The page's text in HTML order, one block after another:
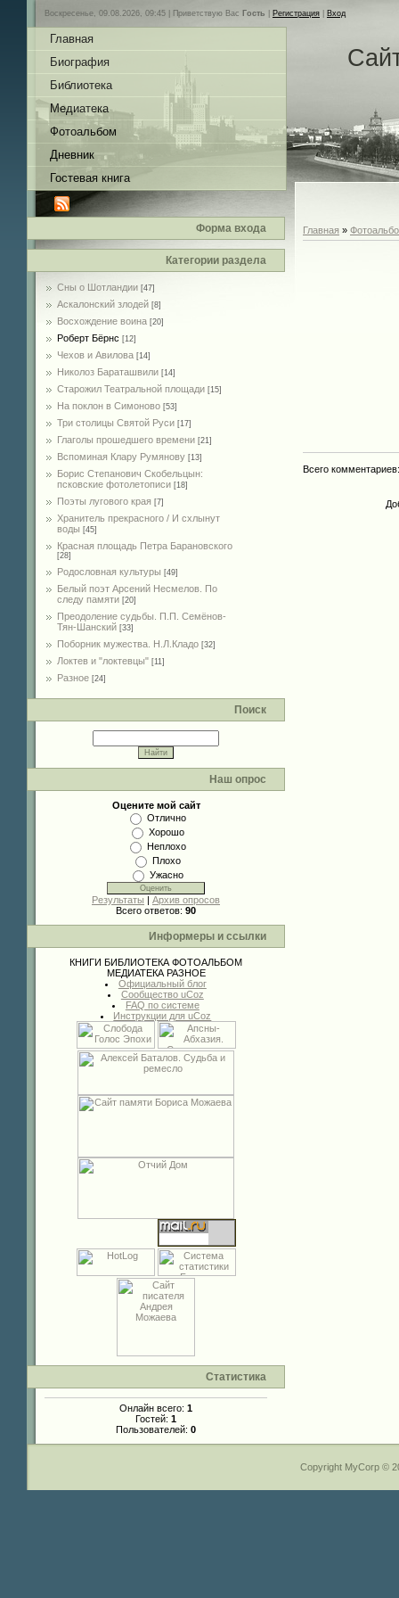
Воскресенье, 09.08.2026, 09:45 | Приветствую Вас Гость Регистрация Вход
Главная
Биография
Библиотека
Медиатека
Фотоальбом
Дневник
Гостевая книга
Форма входа
Категории раздела
Сны о Шотландии [47]
Аскалонский злодей [8]
Восхождение воина [20]
Роберт Бёрнс [12]
Чехов и Авилова [14]
Николоз Бараташвили [14]
Cтарожил Театральной площади [15]
На поклон в Симоново [53]
Три столицы Святой Руси [17]
Глаголы прошедшего времени [21]
Вспоминая Клару Румянову [13]
Борис Степанович Скобельцын:
псковские фотолетописи [18]
Поэты лугового края [7]
Хранитель прекрасного / И схлынут
воды [45]
Красная площадь Петра Барановского
[28]
Родословная культуры [49]
Белый поэт Арсений Несмелов. По
следу памяти [20]
Преодоление судьбы. П.П. Семёнов-
Тян-Шанский [33]
Поборник мужества. Н.Л.Кладо [32]
Локтев и "локтевцы" [11]
Разное [24]
Поиск
Наш опрос
Оцените мой сайт
Отлично
Хорошо
Неплохо
Плохо
Ужасно
Результаты | Архив опросов
Всего ответов: 90
Информеры и ссылки
КНИГИ БИБЛИОТЕКА ФОТОАЛЬБОМ
МЕДИАТЕКА РАЗНОЕ
Официальный блог
Сообщество uCoz
FAQ по системе
Инструкции для uCoz
Статистика
Онлайн всего: 1
Гостей: 1
Пользователей: 0
Главная »
Всего комментариев
Copyright MyCorp ©